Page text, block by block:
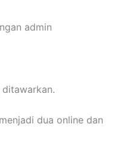
admin
dua online dan